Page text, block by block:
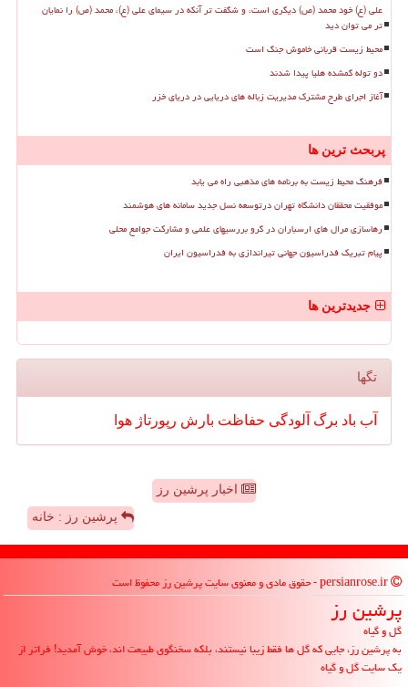
علی (ع) خود محمد (ص) دیگری است، و شگفت تر آنکه در سیمای علی (ع)، محمد (ص) را نمایان
تر می توان دید
محیط زیست قربانی خاموش جنگ است
دو توله گمشده هلیا پیدا شدند
آغاز اجرای طرح مشترک مدیریت زباله های دریایی در دریای خزر
پربحث ترین ها
فرهنگ محیط زیست به برنامه های مذهبی راه می یابد
موفقیت محققان دانشگاه تهران درتوسعه نسل جدید سامانه های هوشمند
رهاسازی مرال های ارسباران در گرو بررسیهای علمی و مشارکت جوامع محلی
پیام تبریک فدراسیون جهانی تیراندازی به فدراسیون ایران
جدیدترین ها
تگها
آب باد برگ آلودگی حفاظت بارش رپورتاژ هوا
اخبار پرشین رز
پرشین رز : خانه
پرشین رز
گل و گیاه
به پرشین رز، جایی که گل ها فقط زیبا نیستند، بلکه سخنگوی طبیعت اند، خوش آمدید! فراتر از
یک سایت گل و گیاه